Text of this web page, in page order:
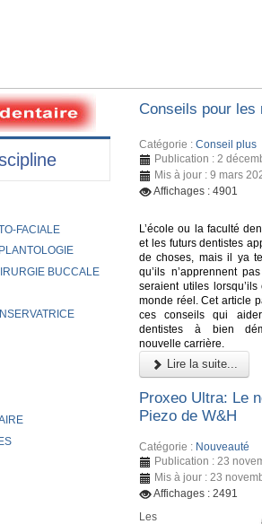
Conseils pour les
Catégorie : Conseil plus
Publication : 2
Mis à jour : 9 mars
Affichages : 4901
L’école ou la faculté
et les futurs dentistes
de choses, mais il ya
qu’ils n’apprennent
seraient utiles
monde réel. Cet article
ces conseils qui
dentistes à bien
nouvelle carrière.
Lire la suite...
Proxeo Ultra: Le
Piezo de W&H
Catégorie : Nouveauté
Publication : 23
Mis à jour : 23
Affichages : 2491
Les
FACIALE
BUCCALE